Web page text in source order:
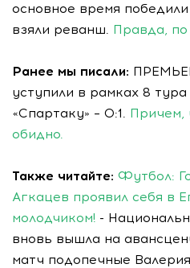
основное время
взяли реванш. Правда, по
Ранее мы писали:
уступили в рамках 8
«Спартаку» – 0:1. Причем,
обидно.
Также читайте: Футбол:
Агкацев проявил себя в
молодчиком! -
вновь вышла на
матч подопечные